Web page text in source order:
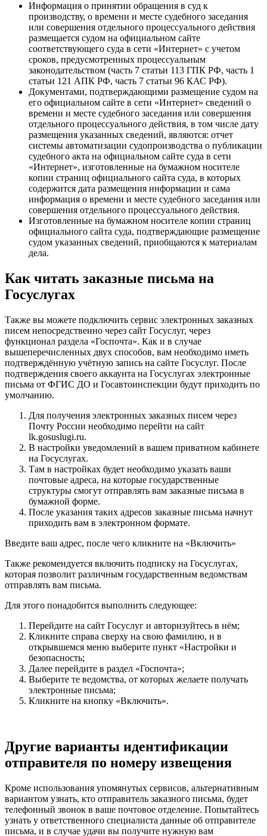
Информация о принятии обращения в суд к
производству, о времени и месте судебного заседания
или совершения отдельного процессуального действия
размещается судом на официальном сайте
соответствующего суда в сети «Интернет» с учетом
сроков, предусмотренных процессуальным
законодательством (часть 7 статьи 113 ГПК РФ, часть 1
статьи 121 АПК РФ, часть 7 статьи 96 КАС РФ).
Документами, подтверждающими размещение судом на
его официальном сайте в сети «Интернет» сведений о
времени и месте судебного заседания или совершения
отдельного процессуального действия, в том числе дату
размещения указанных сведений, являются: отчет
системы автоматизации судопроизводства о публикации
судебного акта на официальном сайте суда в сети
«Интернет», изготовленные на бумажном носителе
копии страниц официального сайта суда, в которых
содержится дата размещения информации и сама
информация о времени и месте судебного заседания или
совершения отдельного процессуального действия.
Изготовленные на бумажном носителе копии страниц
официального сайта суда, подтверждающие размещение
судом указанных сведений, приобщаются к материалам
дела.
Как читать заказные письма на
Госуслугах
Также вы можете подключить сервис электронных заказных
писем непосредственно через сайт Госуслуг, через
функционал раздела «Госпочта». Как и в случае
вышеперечисленных двух способов, вам необходимо иметь
подтверждённую учётную запись на сайте Госуслуг. После
подтверждения своего аккаунта на Госуслугах электронные
письма от ФГИС ДО и Госавтоинспекции будут приходить по
умолчанию.
Для получения электронных заказных писем через
Почту России необходимо перейти на сайт
lk.gosuslugi.ru.
В настройки уведомлений в вашем приватном кабинете
на Госуслугах.
Там в настройках будет необходимо указать ваши
почтовые адреса, на которые государственные
структуры смогут отправлять вам заказные письма в
бумажной форме.
После указания таких адресов заказные письма начнут
приходить вам в электронном формате.
Введите ваш адрес, после чего кликните на «Включить»
Также рекомендуется включить подписку на Госуслугах,
которая позволит различным государственным ведомствам
отправлять вам письма.
Для этого понадобится выполнить следующее:
Перейдите на сайт Госуслуг и авторизуйтесь в нём;
Кликните справа сверху на свою фамилию, и в
открывшемся меню выберите пункт «Настройки и
безопасность;
Далее перейдите в раздел «Госпочта»;
Выберите те ведомства, от которых желаете получать
электронные письма;
Кликните на кнопку «Включить».
Другие варианты идентификации
отправителя по номеру извещения
Кроме использования упомянутых сервисов, альтернативным
вариантом узнать, кто отправитель заказного письма, будет
телефонный звонок в ваше почтовое отделение. Попытайтесь
узнать у ответственного специалиста данные об отправителе
письма, и в случае удачи вы получите нужную вам